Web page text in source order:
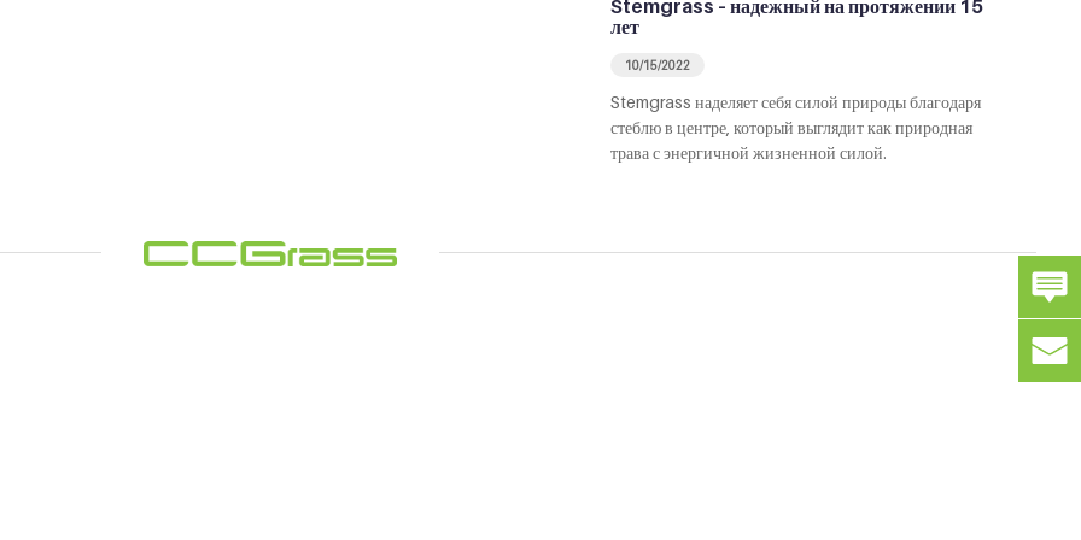
Stemgrass – надежный на протяжении 15
лет
10/15/2022
Stemgrass наделяет себя силой природы благодаря
стеблю в центре, который выглядит как природная
трава с энергичной жизненной силой.